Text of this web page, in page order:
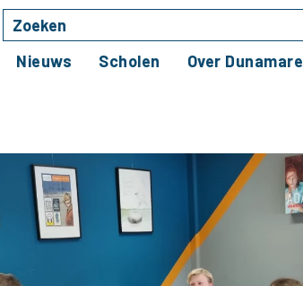
Zoeken
Nieuws Scholen Over Dunamare